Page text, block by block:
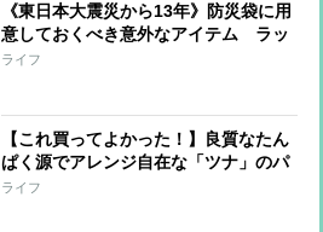
《東日本大震災から13年》防災袋に用
意しておくべき意外なアイテム ラッ
プ、ペットシーツ…災害時に役立つ便
ライフ
【これ買ってよかった！】良質なたん
ぱく源でアレンジ自在な「ツナ」のパ
ウチタイプが災害時の「あってよかっ
ライフ